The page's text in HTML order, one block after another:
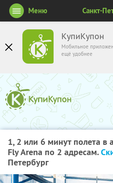
КупиКупон
Мобильное
ещё удобнее
Меню Санкт-
1, 2 или 6 минут полета в
Fly Arena по 2 адресам.
Петербург